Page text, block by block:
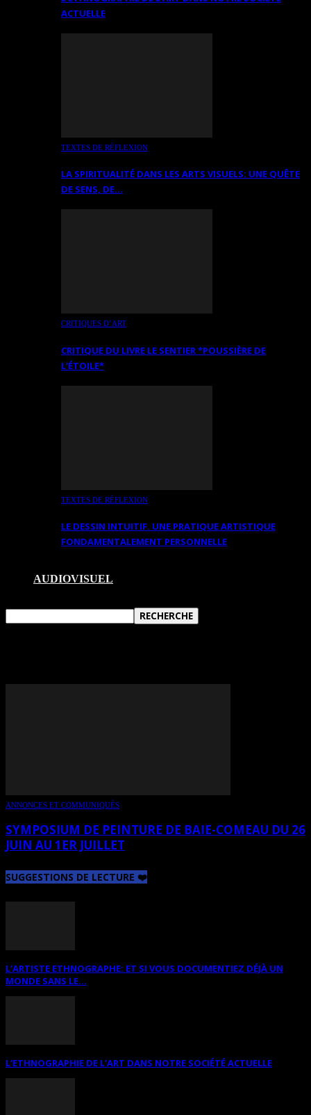
ACTUELLE
TEXTES DE RÉFLEXION
LA SPIRITUALITÉ DANS LES ARTS VISUELS: UNE QUÊTE
DE SENS, DE…
CRITIQUES D’ART
CRITIQUE DU LIVRE LE SENTIER *POUSSIÈRE DE
L’ÉTOILE*
TEXTES DE RÉFLEXION
LE DESSIN INTUITIF. UNE PRATIQUE ARTISTIQUE
FONDAMENTALEMENT PERSONNELLE
AUDIOVISUEL
ANNONCES ET COMMUNIQUÉS
SYMPOSIUM DE PEINTURE DE BAIE-COMEAU DU 26
JUIN AU 1ER JUILLET
SUGGESTIONS DE LECTURE ❤️
L’ARTISTE ETHNOGRAPHE: ET SI VOUS DOCUMENTIEZ DÉJÀ UN
MONDE SANS LE...
L’ETHNOGRAPHIE DE L’ART DANS NOTRE SOCIÉTÉ ACTUELLE